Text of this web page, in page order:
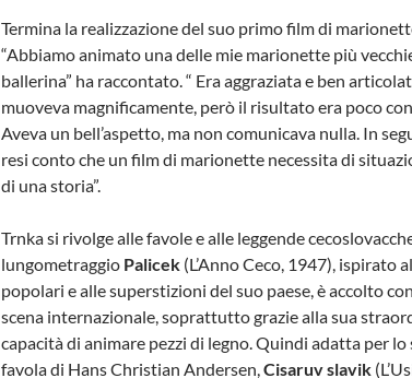
Termina la realizzazione del suo primo film di
“Abbiamo animato una delle mie marionette più
ballerina” ha raccontato. “ Era aggraziata e ben
muoveva magnificamente, però il risultato era poco
Aveva un bell’aspetto, ma non comunicava nulla. In
resi conto che un film di marionette necessita di
di una storia”.
Trnka si rivolge alle favole e alle leggende
lungometraggio Palicek (L’Anno Ceco, 1947), ispirato
popolari e alle superstizioni del suo paese, è accolto
scena internazionale, soprattutto grazie alla sua
capacità di animare pezzi di legno. Quindi adatta per lo
favola di Hans Christian Andersen, Cisaruv slavik